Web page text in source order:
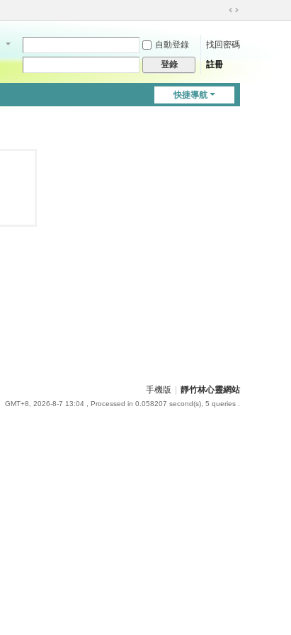
切
到
自動登錄
找回密碼
登錄 註冊
快捷導航
手機版 靜竹林心靈網站
GMT+8, 2026-8-7 13:04 , Processed in 0.058207 second(s), 5 queries .